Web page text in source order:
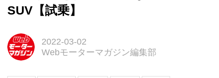
SUV【試乗】
2022-03-02
Webモーターマガジン編集部